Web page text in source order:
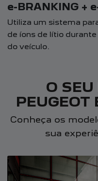
e-BRANKING +
Utiliza um sistema
de íons de lítio
do veículo.
O
PEUGEOT
Conheça os
sua